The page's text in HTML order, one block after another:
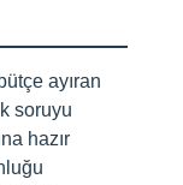
ayıran
soruyu
hazır